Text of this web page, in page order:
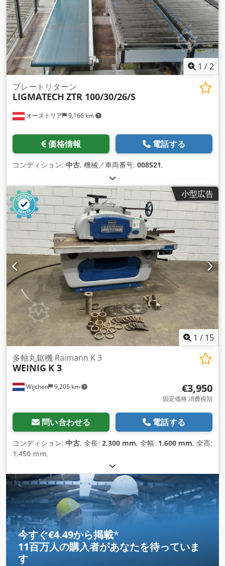
1 /2
オーストリア 9,166 km
プレートリターン
LIGMATECH ZTR 100/30/26/S
価格情報 電話する
コンディション: 中古, 機械／車両番号: 008521,
小型広告
1 / 15
Wijchen 9,205 km
多軸丸鋸機 Raimann K 3
WEINIG K 3
€3,950
固定価格 消費税別
問い合わせる 電話する
コンディション: 中古, 全長: 2,300 mm, 全幅: 1,600 mm, 全高:
1,450 mm,
今すぐ€4.49から掲載*
11百万人の購入者があなたを待っていま
す